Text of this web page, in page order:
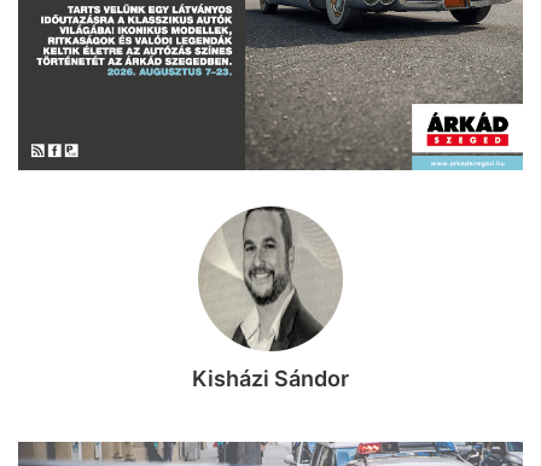
Kisházi Sándor